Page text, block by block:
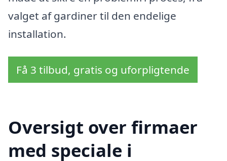
valget af gardiner til den endelige
installation.
Få 3 tilbud, gratis og uforpligtende
Oversigt over firmaer
med speciale i